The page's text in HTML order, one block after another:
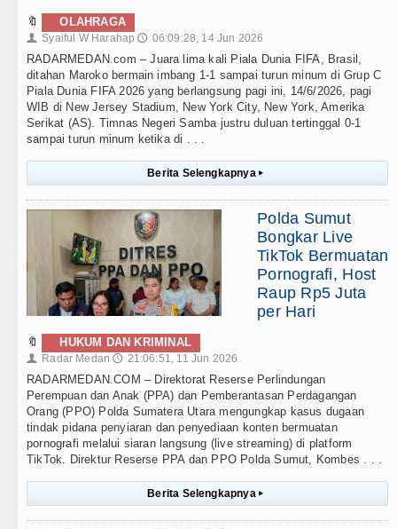
🔖 OLAHRAGA
👤 Syaiful W Harahap 🕔 06:09:28, 14 Jun 2026
RADARMEDAN.com – Juara lima kali Piala Dunia FIFA, Brasil,
ditahan Maroko bermain imbang 1-1 sampai turun minum di Grup C
Piala Dunia FIFA 2026 yang berlangsung pagi ini, 14/6/2026, pagi
WIB di New Jersey Stadium, New York City, New York, Amerika
Serikat (AS). Timnas Negeri Samba justru duluan tertinggal 0-1
sampai turun minum ketika di . . .
Berita Selengkapnya ▸
Polda Sumut
Bongkar Live
TikTok Bermuatan
Pornografi, Host
Raup Rp5 Juta
per Hari
🔖 HUKUM DAN KRIMINAL
👤 Radar Medan 🕔 21:06:51, 11 Jun 2026
RADARMEDAN.COM – Direktorat Reserse Perlindungan
Perempuan dan Anak (PPA) dan Pemberantasan Perdagangan
Orang (PPO) Polda Sumatera Utara mengungkap kasus dugaan
tindak pidana penyiaran dan penyediaan konten bermuatan
pornografi melalui siaran langsung (live streaming) di platform
TikTok. Direktur Reserse PPA dan PPO Polda Sumut, Kombes . . .
Berita Selengkapnya ▸